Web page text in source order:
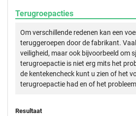
Terugroepacties
Om verschillende redenen kan een
teruggeroepen door de fabrikant.
veiligheid, maar ook bijvoorbeeld om
terugroepactie is niet erg mits het
de kentekencheck kunt u zien of het
terugroepactie had en of het
Resultaat